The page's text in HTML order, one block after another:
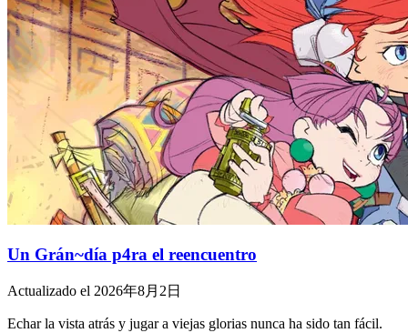
Un Grán~día p4ra el reencuentro
Actualizado el 2026年8月2日
Echar la vista atrás y jugar a viejas glorias nunca ha sido tan fácil.